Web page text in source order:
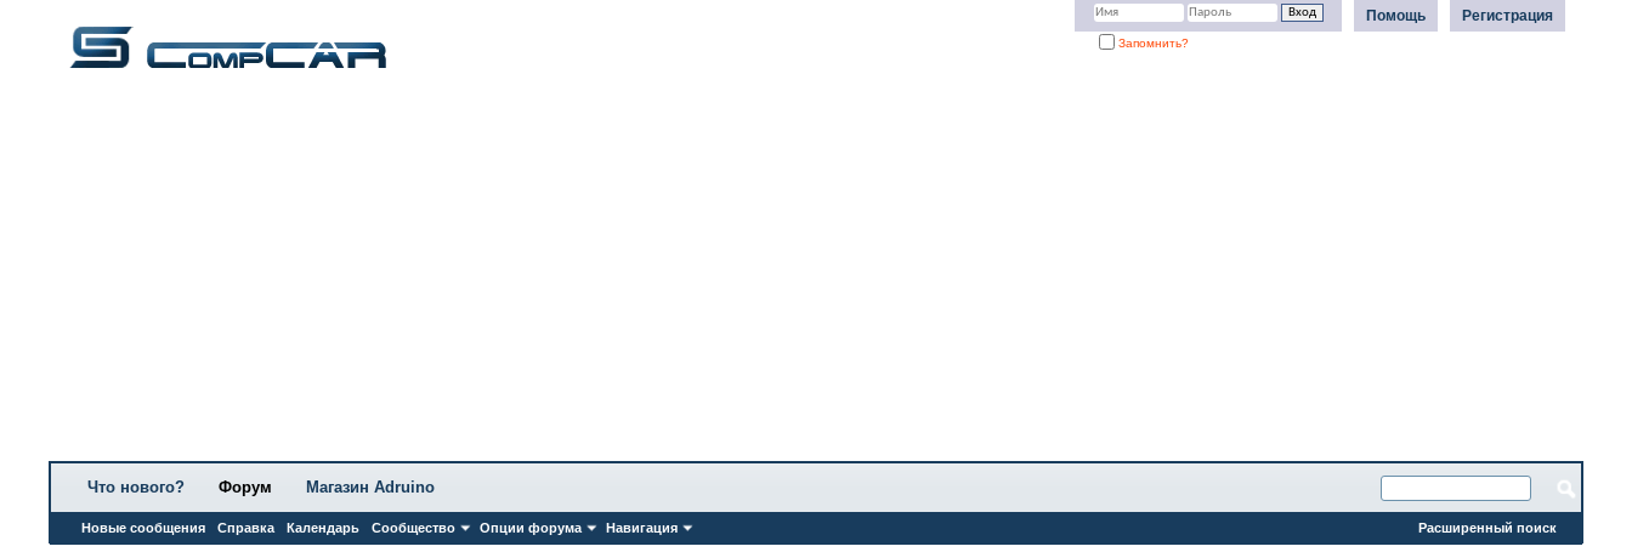
Регистрация
Помощь
Запомнить?
Что нового? Форум
Новые сообщения Справка Календарь Сообщество Опции форума Навигация
Магазин Adruino
Расширенный поиск